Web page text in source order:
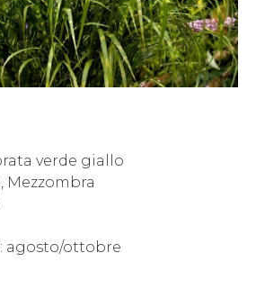
verde giallo
Mezzombra
agosto/ottobre